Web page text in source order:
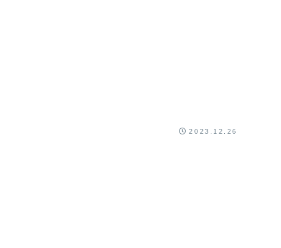
2023.12.26